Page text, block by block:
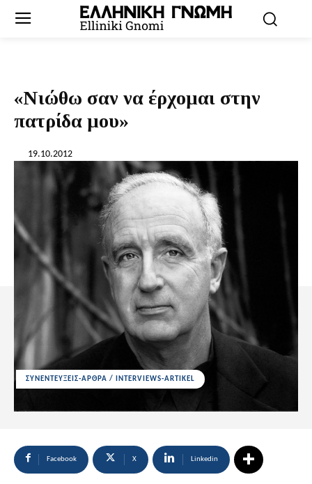
«Νιώθω σαν να έρχομαι στην
πατρίδα μου»
19.10.2012
ΣΥΝΕΝΤΕΥΞΕΙΣ-ΑΡΘΡΑ / INTERVIEWS-ARTIKEL
Facebook X Linkedin